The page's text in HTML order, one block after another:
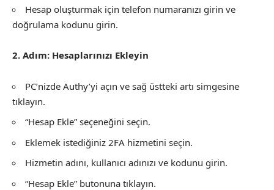
Hesap oluşturmak için telefon numaranızı girin ve
doğrulama kodunu girin.
2. Adım: Hesaplarınızı Ekleyin
PC’nizde Authy’yi açın ve sağ üstteki artı simgesine
tıklayın.
“Hesap Ekle” seçeneğini seçin.
Eklemek istediğiniz 2FA hizmetini seçin.
Hizmetin adını, kullanıcı adınızı ve kodunu girin.
“Hesap Ekle” butonuna tıklayın.